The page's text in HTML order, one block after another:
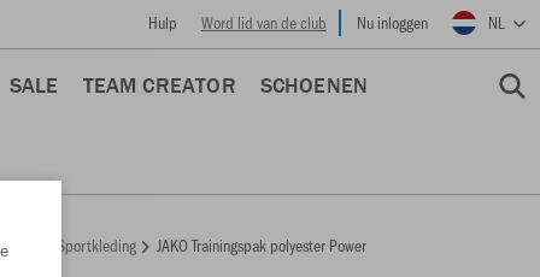
Hulp Word lid van de club Nu inloggen NL
SALE TEAM CREATOR SCHOENEN
Sportkleding JAKO Trainingspak polyester Power